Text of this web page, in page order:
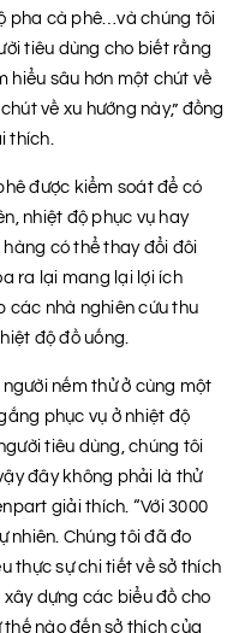
pha cà phê…và chúng tôi
tiêu dùng cho biết rằng
hiểu sâu hơn một chút về
về xu hướng này,” đồng
thích.
được kiểm soát để có
nhiệt độ phục vụ hay
có thể thay đổi đôi
ra lại mang lại lợi ích
các nhà nghiên cứu thu
độ đồ uống.
nếm thử ở cùng một
phục vụ ở nhiệt độ
tiêu dùng, chúng tôi
đây không phải là thử
giải thích. “Với 3000
nhiên. Chúng tôi đã đo
thực sự chi tiết về sở thích
dựng các biểu đồ cho
nào đến sở thích của